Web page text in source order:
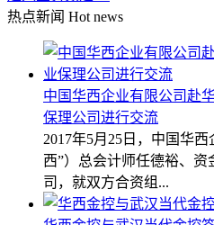
热点新闻 Hot news
中国华西企业有限公司赴
保理公司进行交流
2017年5月25日，中国华
西”）总会计师任德裕、
司，就双方合资组...